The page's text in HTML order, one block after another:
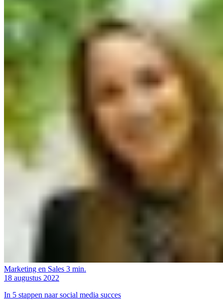
Marketing en Sales 3 min.
18 augustus 2022
In 5 stappen naar social media succes